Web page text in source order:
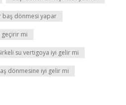
baş dönmesi yapar
mi
su vertigoya iyi gelir mi
dönmesine iyi gelir mi